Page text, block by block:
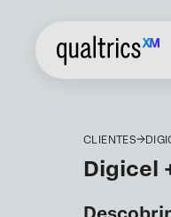
CLIENTES
Digicel